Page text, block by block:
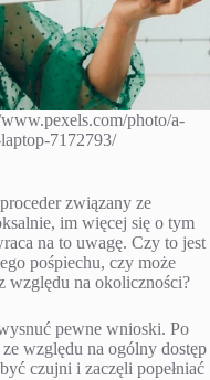
photo/a-
7172793/
związany ze
im więcej się o tym
na to uwagę. Czy to jest
pośpiechu, czy może
względu na okoliczności?
pewne wnioski. Po
względu na ogólny dostęp
czujni i zaczęli popełniać